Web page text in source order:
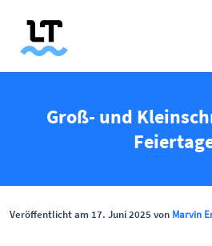
Groß- und
Veröffentlicht am 17. Juni 2025 von Marvin